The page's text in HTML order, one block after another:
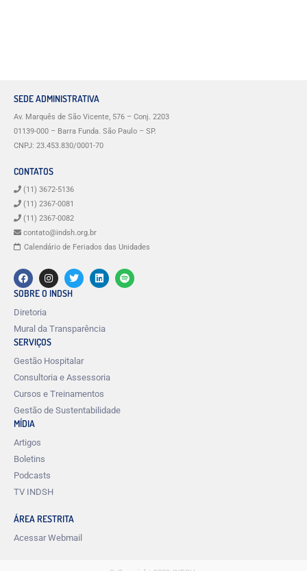
SEDE ADMINISTRATIVA
Av. Marquês de São Vicente, 576 – Conj. 2203
01139-000 – Barra Funda. São Paulo – SP.
CNPJ: 23.453.830/0001-70
CONTATOS
(11) 3672-5136
(11) 2367-0081
(11) 2367-0082
contato@indsh.org.br
Calendário de Feriados das Unidades
SOBRE O INDSH
Diretoria
Mural da Transparência
SERVIÇOS
Gestão Hospitalar
Consultoria e Assessoria
Cursos e Treinamentos
Gestão de Sustentabilidade
MÍDIA
Artigos
Boletins
Podcasts
TV INDSH
ÁREA RESTRITA
Acessar Webmail